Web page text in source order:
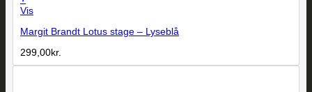
Vis
Margit Brandt Lotus stage – Lyseblå
299,00kr.